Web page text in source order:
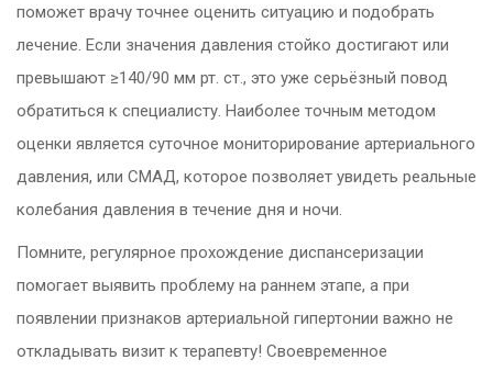
поможет врачу точнее оценить ситуацию и подобрать
лечение. Если значения давления стойко достигают или
превышают ≥140/90 мм рт. ст., это уже серьёзный повод
обратиться к специалисту. Наиболее точным методом
оценки является суточное мониторирование артериального
давления, или СМАД, которое позволяет увидеть реальные
колебания давления в течение дня и ночи.
Помните, регулярное прохождение диспансеризации
помогает выявить проблему на раннем этапе, а при
появлении признаков артериальной гипертонии важно не
откладывать визит к терапевту! Своевременное